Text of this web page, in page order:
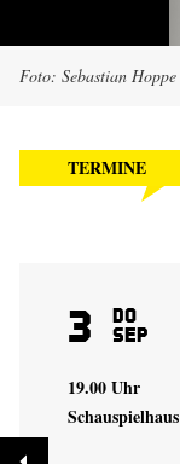
Foto: Sebastian Hoppe
TERMINE
3 Do
Sep
19.00 Uhr
Schauspielhaus